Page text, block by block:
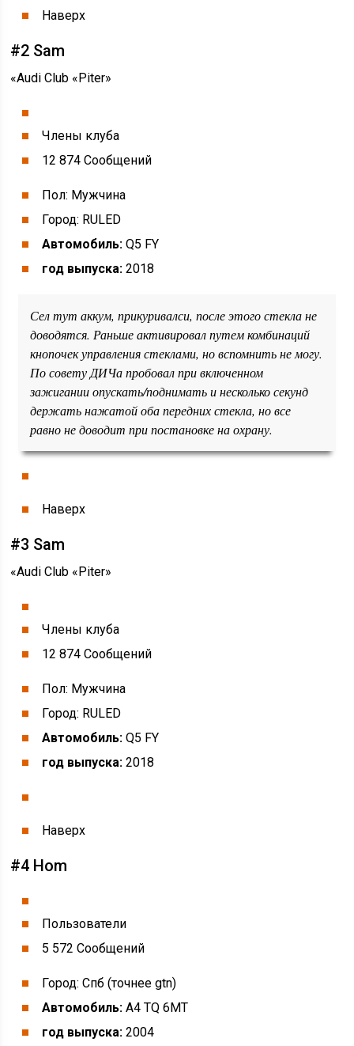
Наверх
#2 Sam
«Audi Club «Piter»
Члены клуба
12 874 Cообщений
Пол: Мужчина
Город: RULED
Автомобиль: Q5 FY
год выпуска: 2018
Сел тут аккум, прикуривалси, после этого стекла не
доводятся. Раньше активировал путем комбинаций
кнопочек управления стеклами, но вспомнить не могу.
По совету ДИЧа пробовал при включенном
зажигании опускать/поднимать и несколько секунд
держать нажатой оба передних стекла, но все
равно не доводит при постановке на охрану.
Наверх
#3 Sam
«Audi Club «Piter»
Члены клуба
12 874 Cообщений
Пол: Мужчина
Город: RULED
Автомобиль: Q5 FY
год выпуска: 2018
Наверх
#4 Hom
Пользователи
5 572 Cообщений
Город: Спб (точнее gtn)
Автомобиль: A4 TQ 6MT
год выпуска: 2004